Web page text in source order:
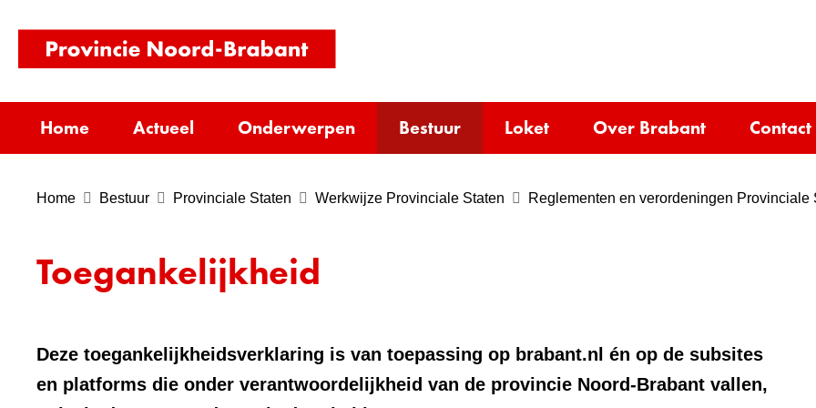
inhoud
homepage)
Home Actueel Onderwerpen Bestuur Loket Over Brabant Contact
Home Bestuur Provinciale Staten Werkwijze Provinciale Staten Reglementen en verordeningen Provinciale
Toegankelijkheid
Deze toegankelijkheidsverklaring is van toepassing op brabant.nl én op de subsites
en platforms die onder verantwoordelijkheid van de provincie Noord-Brabant vallen,